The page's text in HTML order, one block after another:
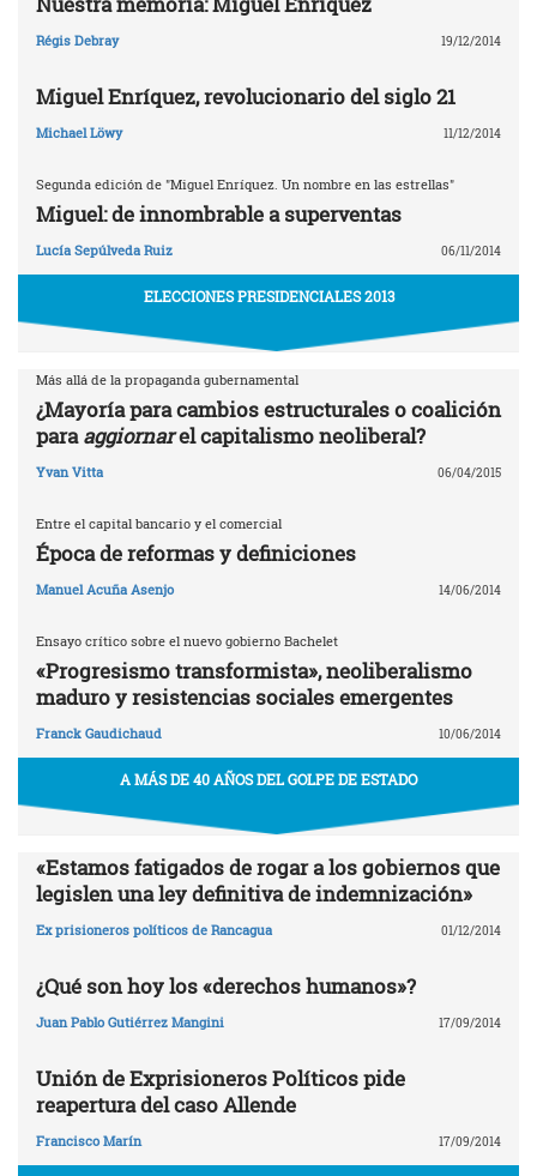
Régis Debray 19/12/2014
Miguel Enríquez, revolucionario del siglo 21
Michael Löwy 11/12/2014
Segunda edición de "Miguel Enríquez. Un nombre en las estrellas"
Miguel: de innombrable a superventas
Lucía Sepúlveda Ruiz 06/11/2014
ELECCIONES PRESIDENCIALES 2013
Más allá de la propaganda gubernamental
¿Mayoría para cambios estructurales o coalición
paraaggiornarel capitalismo neoliberal?
Yvan Vitta 06/04/2015
Entre el capital bancario y el comercial
Época de reformas y definiciones
Manuel Acuña Asenjo 14/06/2014
Ensayo crítico sobre el nuevo gobierno Bachelet
«Progresismo transformista», neoliberalismo
maduro y resistencias sociales emergentes
Franck Gaudichaud 10/06/2014
A MÁS DE 40 AÑOS DEL GOLPE DE ESTADO
«Estamos fatigados de rogar a los gobiernos que
legislen una ley definitiva de indemnización»
Ex prisioneros políticos de Rancagua 01/12/2014
¿Qué son hoy los «derechos humanos»?
Juan Pablo Gutiérrez Mangini 17/09/2014
Unión de Exprisioneros Políticos pide
reapertura del caso Allende
Francisco Marín 17/09/2014